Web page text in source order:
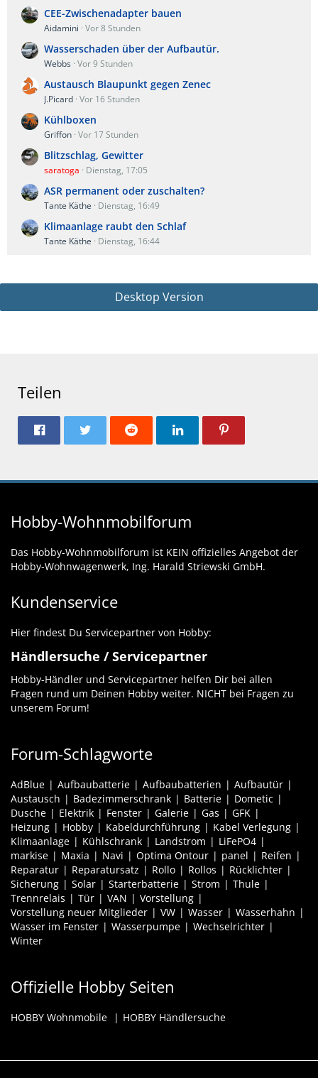
CEE-Zwischenadapter bauen
Aidamini Vor 8 Stunden
Wasserschaden über der Aufbautür.
Webbs Vor 9 Stunden
Austausch Blaupunkt gegen Zenec
J.Picard Vor 16 Stunden
Kühlboxen
Griffon Vor 17 Stunden
Blitzschlag, Gewitter
saratoga Dienstag, 17:05
ASR permanent oder zuschalten?
Tante Käthe Dienstag, 16:49
Klimaanlage raubt den Schlaf
Tante Käthe Dienstag, 16:44
Desktop Version
Teilen
Hobby-Wohnmobilforum
Das Hobby-Wohnmobilforum ist KEIN offizielles Angebot der
Hobby-Wohnwagenwerk, Ing. Harald Striewski GmbH.
Kundenservice
Hier findest Du Servicepartner von Hobby:
Händlersuche / Servicepartner
Hobby-Händler und Servicepartner helfen Dir bei allen
Fragen rund um Deinen Hobby weiter. NICHT bei Fragen zu
unserem Forum!
Forum-Schlagworte
AdBlue Aufbaubatterie Aufbaubatterien
Aufbautür
Austausch
Badezimmerschrank Batterie
Dometic
Dusche
Elektrik Fenster Galerie Gas
GFK
Heizung
Hobby Kabeldurchführung
Kabel Verlegung
Klimaanlage
Kühlschrank Landstrom
LiFePO4
markise
Maxia Navi Optima Ontour panel
Reifen
Reparatur
Reparatursatz Rollo Rollos
Rücklichter
Sicherung
Solar Starterbatterie Strom
Thule
Trennrelais
Tür VAN
Vorstellung
Vorstellung neuer Mitglieder
VW Wasser
Wasserhahn
Wasser im Fenster
Wasserpumpe
Wechselrichter
Winter
Offizielle Hobby Seiten
HOBBY Wohnmobile HOBBY Händlersuche